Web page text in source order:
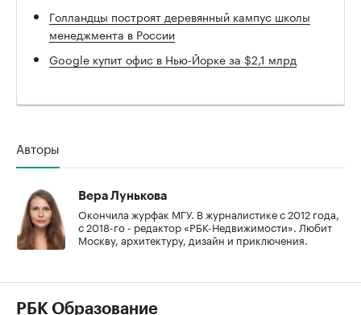
Голландцы построят деревянный кампус школы
менеджмента в России
Google купит офис в Нью-Йорке за $2,1 млрд
Авторы
Вера Лунькова
Окончила журфак МГУ. В журналистике с 2012 года,
с 2018-го - редактор «РБК-Недвижимости». Любит
Москву, архитектуру, дизайн и приключения.
РБК Образование